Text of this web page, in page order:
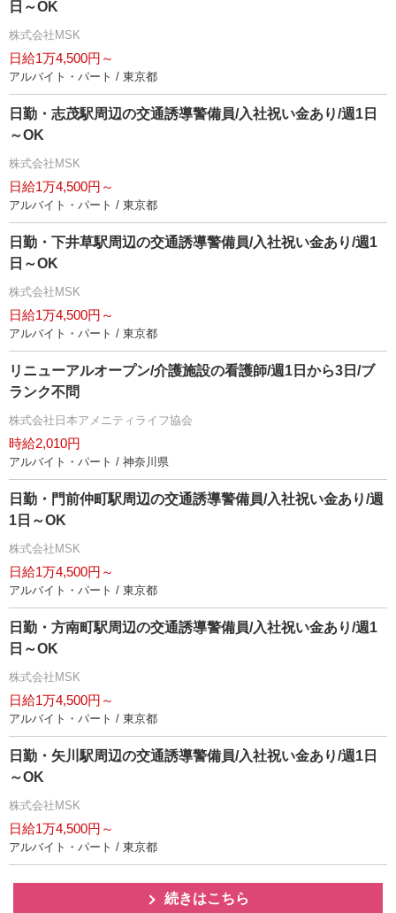
日～OK
株式会社MSK
日給1万4,500円～
アルバイト・パート / 東京都
日勤・志茂駅周辺の交通誘導警備員/入社祝い金あり/週1日
～OK
株式会社MSK
日給1万4,500円～
アルバイト・パート / 東京都
日勤・下井草駅周辺の交通誘導警備員/入社祝い金あり/週1
日～OK
株式会社MSK
日給1万4,500円～
アルバイト・パート / 東京都
リニューアルオープン/介護施設の看護師/週1日から3日/ブ
ランク不問
株式会社日本アメニティライフ協会
時給2,010円
アルバイト・パート / 神奈川県
日勤・門前仲町駅周辺の交通誘導警備員/入社祝い金あり/週
1日～OK
株式会社MSK
日給1万4,500円～
アルバイト・パート / 東京都
日勤・方南町駅周辺の交通誘導警備員/入社祝い金あり/週1
日～OK
株式会社MSK
日給1万4,500円～
アルバイト・パート / 東京都
日勤・矢川駅周辺の交通誘導警備員/入社祝い金あり/週1日
～OK
株式会社MSK
日給1万4,500円～
アルバイト・パート / 東京都
続きはこちら